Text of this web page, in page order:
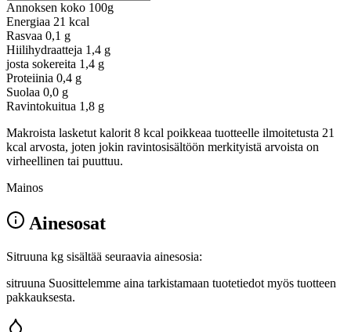
Annoksen koko 100g
Energiaa 21 kcal
Rasvaa 0,1 g
Hiilihydraatteja 1,4 g
josta sokereita 1,4 g
Proteiinia 0,4 g
Suolaa 0,0 g
Ravintokuitua 1,8 g
Makroista lasketut kalorit 8 kcal poikkeaa tuotteelle ilmoitetusta 21
kcal arvosta, joten jokin ravintosisältöön merkityistä arvoista on
virheellinen tai puuttuu.
Mainos
Ainesosat
Sitruuna kg sisältää seuraavia ainesosia:
sitruuna Suosittelemme aina tarkistamaan tuotetiedot myös tuotteen
pakkauksesta.